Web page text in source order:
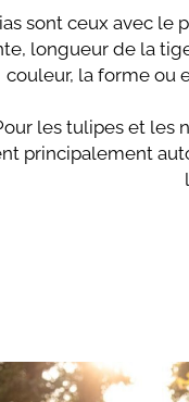
sont ceux avec le
longueur de la
couleur, la forme ou
les tulipes et les
principalement